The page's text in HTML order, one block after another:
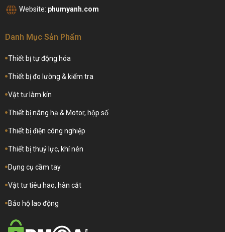
Website: phumyanh.com
Danh Mục Sản Phẩm
Thiết bị tự động hóa
Thiết bị đo lường & kiểm tra
Vật tư làm kín
Thiết bị nâng hạ & Motor, hộp số
Thiết bị điện công nghiệp
Thiết bị thuỷ lực, khí nén
Dụng cụ cầm tay
Vật tư tiêu hao, hàn cắt
Bảo hộ lao động